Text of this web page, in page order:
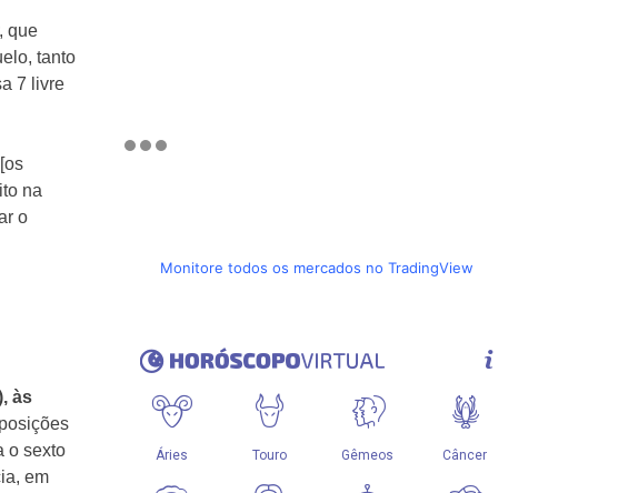
que
tanto
7 livre
na
o
às
o sexto
em
Monitore todos os mercados no TradingView